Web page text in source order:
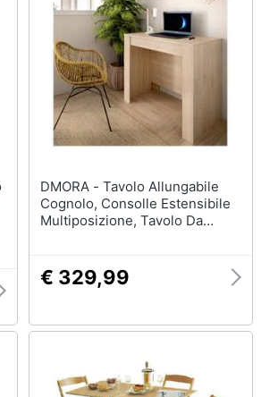
DMORA - Tavolo Allungabile
Cognolo, Consolle Estensibile
Multiposizione, Tavolo Da
€ 329,99